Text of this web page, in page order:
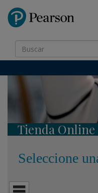
Tienda Online
Seleccione